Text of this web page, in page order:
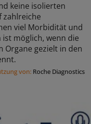
keine isolierten
zahlreiche
viel Morbidität und
möglich, wenn die
Organe gezielt in den
von: Roche Diagnostics